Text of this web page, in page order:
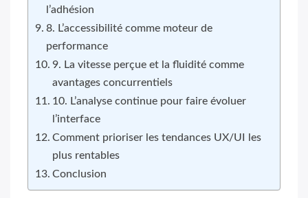
l’adhésion
8. L’accessibilité comme moteur de
performance
9. La vitesse perçue et la fluidité comme
avantages concurrentiels
10. L’analyse continue pour faire évoluer
l’interface
Comment prioriser les tendances UX/UI les
plus rentables
Conclusion